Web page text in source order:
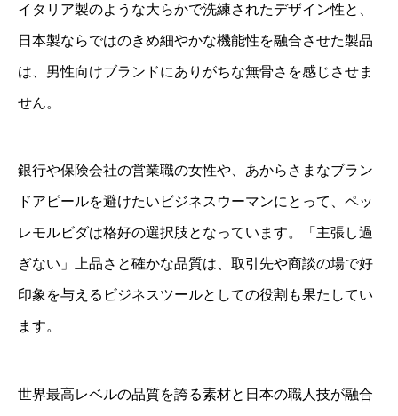
イタリア製のような大らかで洗練されたデザイン性と、
日本製ならではのきめ細やかな機能性を融合させた製品
は、男性向けブランドにありがちな無骨さを感じさせま
せん。
銀行や保険会社の営業職の女性や、あからさまなブラン
ドアピールを避けたいビジネスウーマンにとって、ペッ
レモルビダは格好の選択肢となっています。「主張し過
ぎない」上品さと確かな品質は、取引先や商談の場で好
印象を与えるビジネスツールとしての役割も果たしてい
ます。
世界最高レベルの品質を誇る素材と日本の職人技が融合